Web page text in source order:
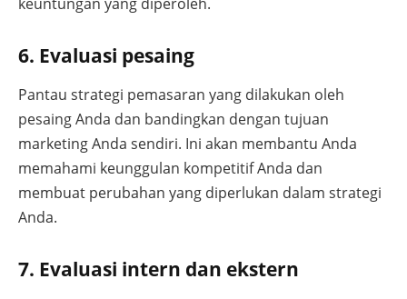
6. Evaluasi pesaing
Pantau strategi pemasaran yang dilakukan oleh
pesaing Anda dan bandingkan dengan tujuan
marketing Anda sendiri. Ini akan membantu Anda
memahami keunggulan kompetitif Anda dan
membuat perubahan yang diperlukan dalam strategi
Anda.
7. Evaluasi intern dan ekstern